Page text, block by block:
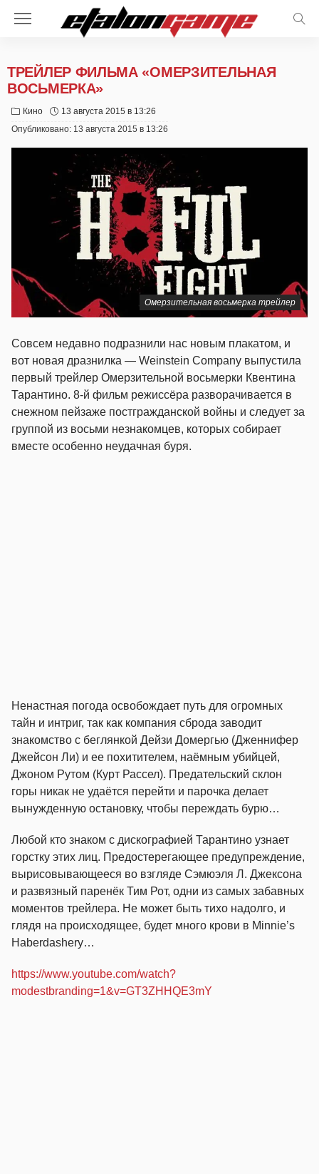
ТРЕЙЛЕР ФИЛЬМА «ОМЕРЗИТЕЛЬНАЯ
ВОСЬМЕРКА»
Кино
13 августа 2015 в 13:26
Опубликовано: 13 августа 2015 в 13:26
Омерзительная восьмерка трейлер
Совсем недавно подразнили нас новым плакатом, и
вот новая дразнилка — Weinstein Company выпустила
первый трейлер Омерзительной восьмерки Квентина
Тарантино. 8-й фильм режиссёра разворачивается в
снежном пейзаже постгражданской войны и следует за
группой из восьми незнакомцев, которых собирает
вместе особенно неудачная буря.
Ненастная погода освобождает путь для огромных
тайн и интриг, так как компания сброда заводит
знакомство с беглянкой Дейзи Домергью (Дженнифер
Джейсон Ли) и ее похитителем, наёмным убийцей,
Джоном Рутом (Курт Рассел). Предательский склон
горы никак не удаётся перейти и парочка делает
вынужденную остановку, чтобы переждать бурю…
Любой кто знаком с дискографией Тарантино узнает
горстку этих лиц. Предостерегающее предупреждение,
вырисовывающееся во взгляде Сэмюэля Л. Джексона
и развязный паренёк Тим Рот, одни из самых забавных
моментов трейлера. Не может быть тихо надолго, и
глядя на происходящее, будет много крови в Minnie’s
Haberdashery…
https://www.youtube.com/watch?
modestbranding=1&v=GT3ZHHQE3mY